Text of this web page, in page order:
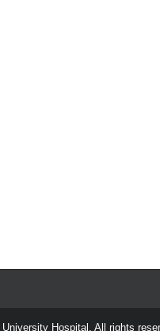
Hospital, All rights